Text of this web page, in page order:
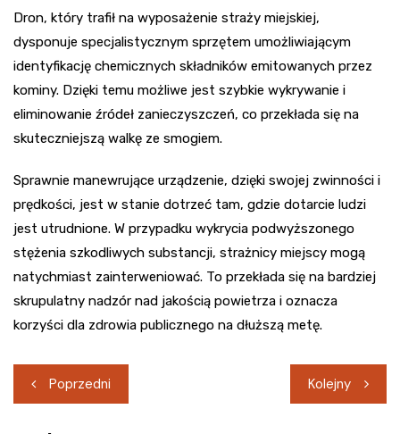
Dron, który trafił na wyposażenie straży miejskiej,
dysponuje specjalistycznym sprzętem umożliwiającym
identyfikację chemicznych składników emitowanych przez
kominy. Dzięki temu możliwe jest szybkie wykrywanie i
eliminowanie źródeł zanieczyszczeń, co przekłada się na
skuteczniejszą walkę ze smogiem.
Sprawnie manewrujące urządzenie, dzięki swojej zwinności i
prędkości, jest w stanie dotrzeć tam, gdzie dotarcie ludzi
jest utrudnione. W przypadku wykrycia podwyższonego
stężenia szkodliwych substancji, strażnicy miejscy mogą
natychmiast zainterweniować. To przekłada się na bardziej
skrupulatny nadzór nad jakością powietrza i oznacza
korzyści dla zdrowia publicznego na dłuższą metę.
Nawigacja
wpisu
Poprzedni Kolejny